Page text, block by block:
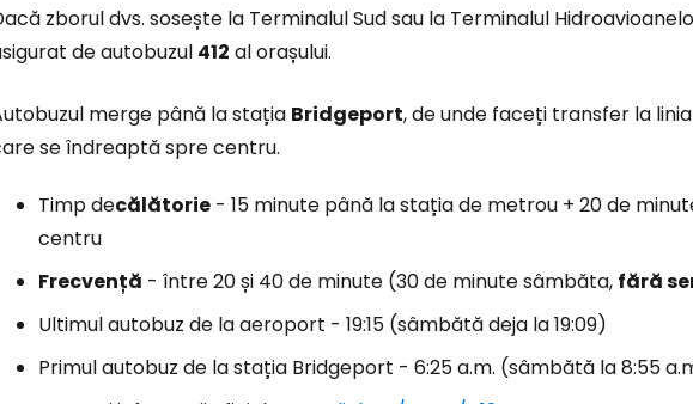
zborul dvs. sosește la Terminalul Sud sau la Terminalul
de autobuzul 412 al orașului.
merge până la stația Bridgeport, de unde faceți transfer la
se îndreaptă spre centru.
Timp decălătorie - 15 minute până la stația de metrou + 20 de
centru
Frecvență - între 20 și 40 de minute (30 de minute sâmbăta, fără
Ultimul autobuz de la aeroport - 19:15 (sâmbătă deja la 19:09)
Primul autobuz de la stația Bridgeport - 6:25 a.m. (sâmbătă la 8:55